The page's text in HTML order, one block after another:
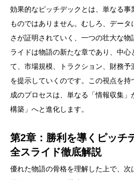
効果的なピッチデックとは、単なる事
ものではありません。むしろ、デー
さが証明されていく、一つの壮大な物
ライドは物語の新たな章であり、中心
て、市場規模、トラクション、財務
を提示していくのです。この視点を
成のプロセスは、単なる「情報収集
構築」へと進化します。
第2章：勝利を導くピッチ
全スライド徹底解説
優れた物語の骨格を理解した上で、